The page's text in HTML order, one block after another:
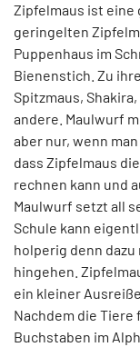
Zipfelmaus ist eine
geringelten
Puppenhaus im
Bienenstich. Zu
Spitzmaus,
andere. Maulwurf
aber nur, wenn
dass Zipfelmaus
rechnen kann und
Maulwurf setzt all
Schule kann
holperig denn
hingehen.
ein kleiner
Nachdem die
Buchstaben im